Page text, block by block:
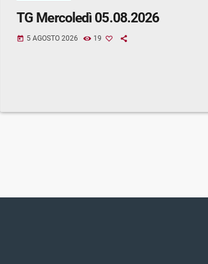
TG Mercoledì 05.08.2026
today 5 AGOSTO 2026 19